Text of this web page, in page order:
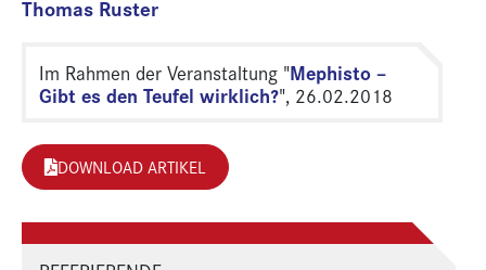
Thomas Ruster
Im Rahmen der Veranstaltung "Mephisto –
Gibt es den Teufel wirklich?", 26.02.2018
DOWNLOAD ARTIKEL